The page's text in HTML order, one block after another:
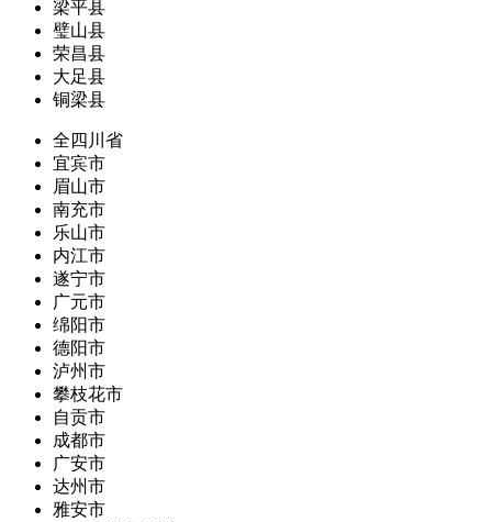
梁平县
璧山县
荣昌县
大足县
铜梁县
全四川省
宜宾市
眉山市
南充市
乐山市
内江市
遂宁市
广元市
绵阳市
德阳市
泸州市
攀枝花市
自贡市
成都市
广安市
达州市
雅安市